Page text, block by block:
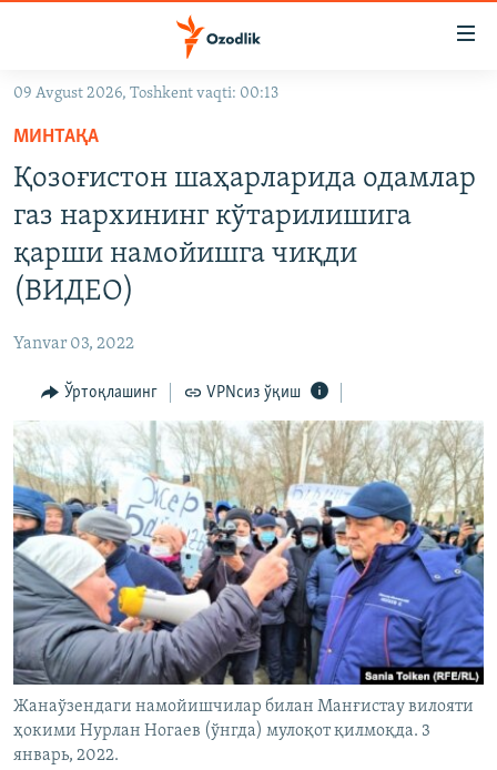
Асосий
навигацияга
ўтинг
Қидиришга
ўтинг
OZODARXIV
На русском
Озодлик бошқа тилларда
09 Avgust 2026, Toshkent vaqti: 00:13
МИНТАҚА
Қозоғистон шаҳарларида одамлар
газ нархининг кўтарилишига
қарши намойишга чиқди
(ВИДЕО)
Yanvar 03, 2022
Ўртоқлашинг VPNсиз ўқиш
Жанаўзендаги намойишчилар билан Манғистау вилояти
ҳокими Нурлан Ногаев (ўнгда) мулоқот қилмоқда. 3
январь, 2022.